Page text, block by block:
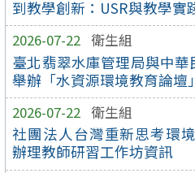
到教學創新：USR與教學實
2026-07-22 衛生組
臺北翡翠水庫管理局與中
舉辦「水資源環境教育論壇
2026-07-22 衛生組
社團法人台灣重新思考環
辦理教師研習工作坊資訊